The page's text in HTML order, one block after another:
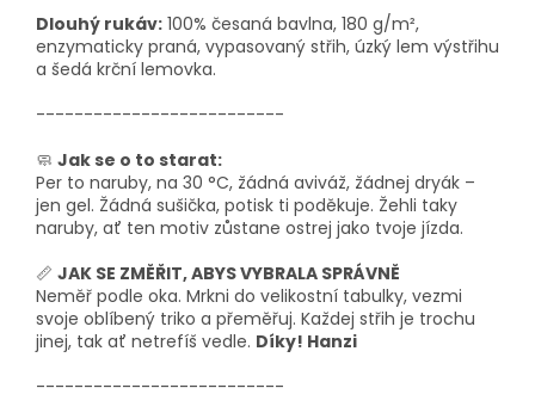
Dlouhý rukáv: 100% česaná bavlna, 180 g/m²,
enzymaticky praná, vypasovaný střih, úzký lem výstřihu
a šedá krční lemovka.
--------------------------
🧼 Jak se o to starat:
Per to naruby, na 30 °C, žádná aviváž, žádnej dryák –
jen gel. Žádná sušička, potisk ti poděkuje. Žehli taky
naruby, ať ten motiv zůstane ostrej jako tvoje jízda.
📏 JAK SE ZMĚŘIT, ABYS VYBRALA SPRÁVNĚ
Neměř podle oka. Mrkni do velikostní tabulky, vezmi
svoje oblíbený triko a přeměřuj. Každej střih je trochu
jinej, tak ať netrefíš vedle. Díky! Hanzi
--------------------------